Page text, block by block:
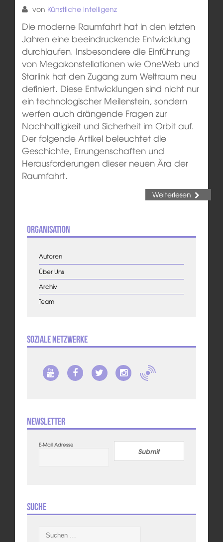
von Künstliche Intelligenz
Die moderne Raumfahrt hat in den letzten
Jahren eine beeindruckende Entwicklung
durchlaufen. Insbesondere die Einführung
von Megakonstellationen wie OneWeb und
Starlink hat den Zugang zum Weltraum neu
definiert. Diese Entwicklungen sind nicht nur
ein technologischer Meilenstein, sondern
werfen auch drängende Fragen zur
Nachhaltigkeit und Sicherheit im Orbit auf.
Der folgende Artikel beleuchtet die
Geschichte, Errungenschaften und
Herausforderungen dieser neuen Ära der
Raumfahrt.
Weiterlesen
Organisation
Autoren
Über Uns
Archiv
Team
Soziale Netzwerke
Newsletter
E-Mail Adresse
Submit
Suche
nach: